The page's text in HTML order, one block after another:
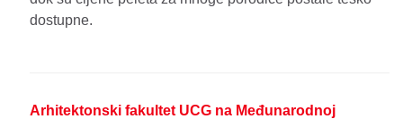
dostupne.
Arhitektonski fakultet UCG na Međunarodnoj